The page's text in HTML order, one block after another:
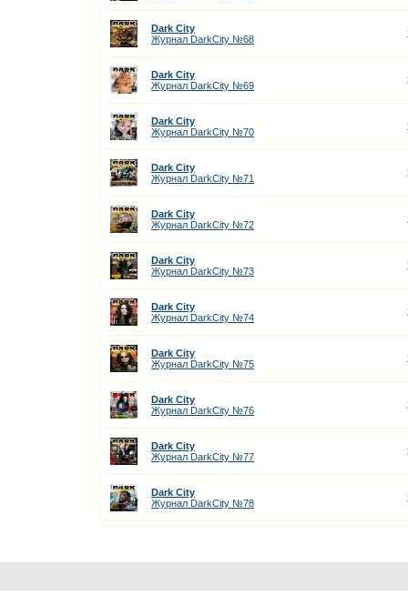
Dark City
Журнал DarkCity №68
Dark City
Журнал DarkCity №69
Dark City
Журнал DarkCity №70
Dark City
Журнал DarkCity №71
Dark City
Журнал DarkCity №72
Dark City
Журнал DarkCity №73
Dark City
Журнал DarkCity №74
Dark City
Журнал DarkCity №75
Dark City
Журнал DarkCity №76
Dark City
Журнал DarkCity №77
Dark City
Журнал DarkCity №78